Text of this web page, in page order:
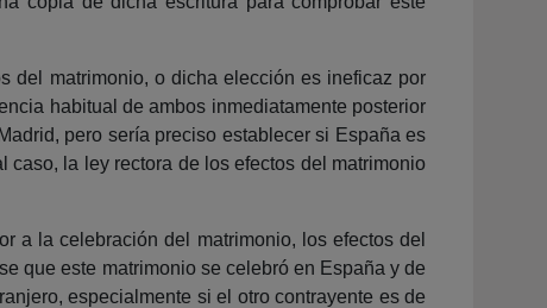
del matrimonio, o dicha elección es ineficaz por
habitual de ambos inmediatamente posterior
pero sería preciso establecer si España es
la ley rectora de los efectos del matrimonio
a la celebración del matrimonio, los efectos del
que este matrimonio se celebró en España y de
especialmente si el otro contrayente es de